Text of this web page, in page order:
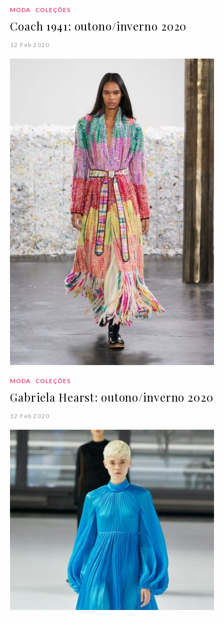
MODA COLEÇÕES
Coach 1941: outono/inverno 2020
12 Feb 2020
MODA COLEÇÕES
Gabriela Hearst: outono/inverno 2020
12 Feb 2020